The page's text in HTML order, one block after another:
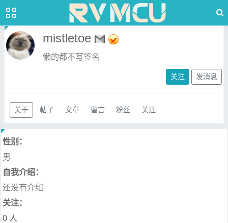
mistletoe
懒的都不写签名
关注 发消息
关于 帖子 文章 留言 粉丝 关注
性别：
男
自我介绍：
还没有介绍
关注：
0 人